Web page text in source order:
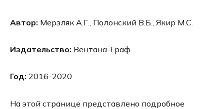
Автор: Мерзляк А.Г., Полонский В.Б., Якир М.С.
Издательство: Вентана-Граф
Год: 2016-2020
На этой странице представлено подробное